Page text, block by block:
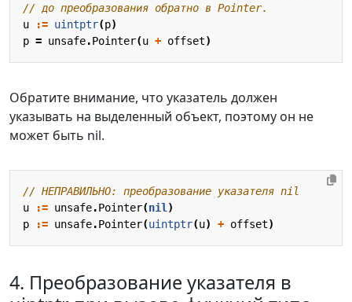
// до преобразования обратно в Pointer.
u
:= uintptr(p)
p = unsafe.Pointer(u + offset)
Обратите внимание, что указатель должен
указывать на выделенный объект, поэтому он не
может быть nil.
// НЕПРАВИЛЬНО: преобразование указателя nil
u
:= unsafe.Pointer(nil )
p
:= unsafe.Pointer(uintptr(u) + offset)
4. Преобразование указателя в